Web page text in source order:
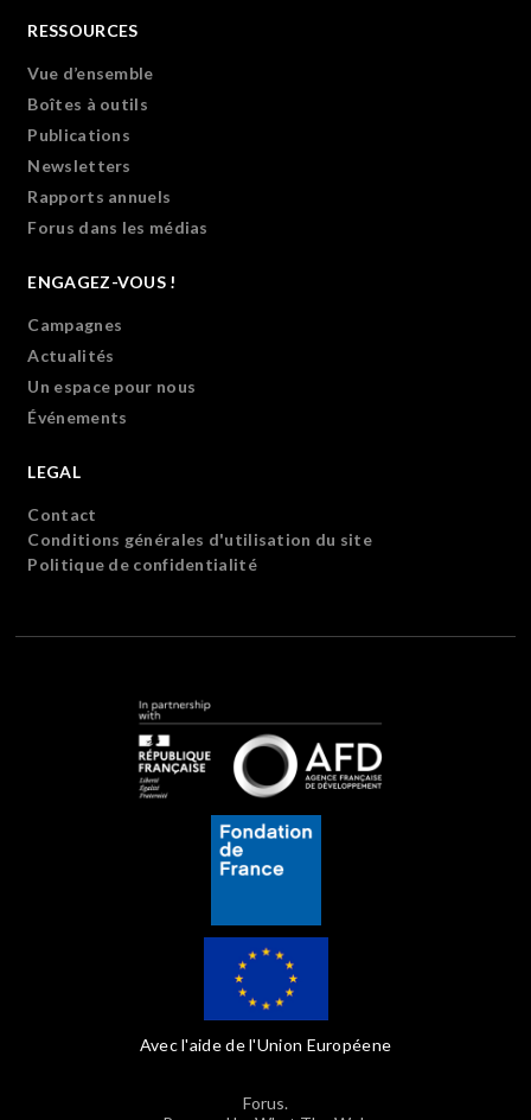
RESSOURCES
Vue d’ensemble
Boîtes à outils
Publications
Newsletters
Rapports annuels
Forus dans les médias
ENGAGEZ-VOUS !
Campagnes
Actualités
Un espace pour nous
Événements
LEGAL
Contact
Conditions générales d'utilisation du site
Politique de confidentialité
Avec l'aide de l'Union Européene
Forus.